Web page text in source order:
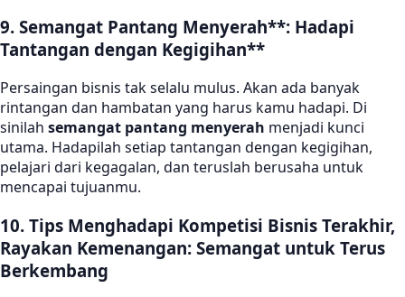
9. Semangat Pantang Menyerah**: Hadapi
Tantangan dengan Kegigihan**
Persaingan bisnis tak selalu mulus. Akan ada banyak
rintangan dan hambatan yang harus kamu hadapi. Di
sinilah semangat pantang menyerah menjadi kunci
utama. Hadapilah setiap tantangan dengan kegigihan,
pelajari dari kegagalan, dan teruslah berusaha untuk
mencapai tujuanmu.
10. Tips Menghadapi Kompetisi Bisnis Terakhir,
Rayakan Kemenangan: Semangat untuk Terus
Berkembang